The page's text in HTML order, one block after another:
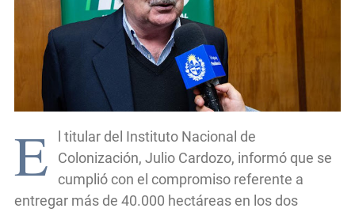
E
l titular del Instituto Nacional de
Colonización, Julio Cardozo, informó que se
cumplió con el compromiso referente a
entregar más de 40.000 hectáreas en los dos